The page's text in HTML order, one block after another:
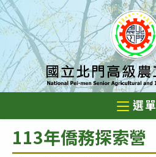
跳
轉
主
要
內
選單
113年僑務探索營